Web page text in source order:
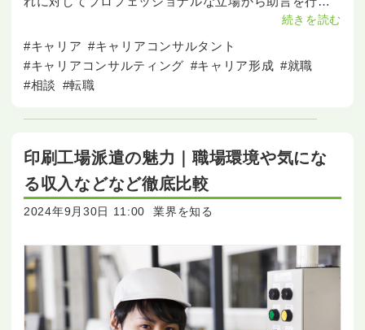
果が期待でき
#キャリア #キャリアコンサルタント
#キャリアコンサルティング #キャリア形成 #就職
#相談 #転職
続きを読む
印刷工場派遣の魅力｜職場環境や気にな
る収入などなど徹底比較
2024年9月30日 11:00 業界を知る